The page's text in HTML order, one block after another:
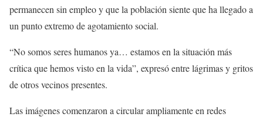
permanecen sin empleo y que la población siente que ha llegado a
un punto extremo de agotamiento social.
“No somos seres humanos ya… estamos en la situación más
crítica que hemos visto en la vida”, expresó entre lágrimas y gritos
de otros vecinos presentes.
Las imágenes comenzaron a circular ampliamente en redes